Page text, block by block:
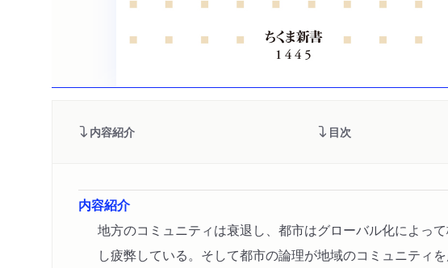
内容紹介 目次
内容紹介
地方のコミュニティは衰退し、都市はグローバル化によっ
し疲弊している。そして都市の論理が地域のコミュニティ